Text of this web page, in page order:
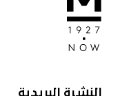
النشرة البريدية